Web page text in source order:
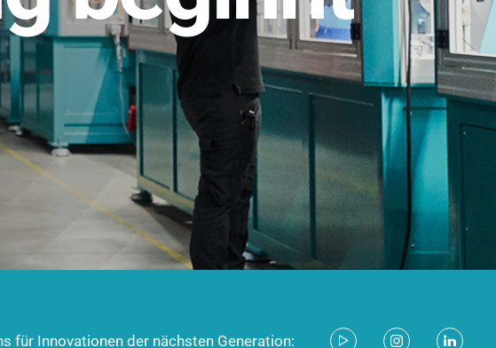
Stecksystem für industrielle Anwendungen –
geschützt und zukunftsfähig.
entdecken
für Innovationen der nächsten Generation: